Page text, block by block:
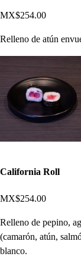
MX$254.00
Relleno de atún
California Roll
MX$254.00
Relleno de pepino,
(camarón, atún,
blanco.